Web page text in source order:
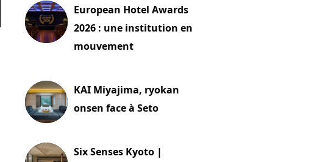
European Hotel Awards
2026 : une institution en
mouvement
KAI Miyajima, ryokan
onsen face à Seto
Six Senses Kyoto |